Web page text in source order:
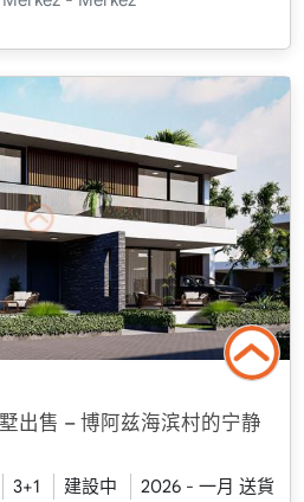
出售 – 博阿兹海滨村的宁静
3+1 建設中
2026 - 一月 送貨